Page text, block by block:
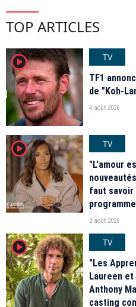
TOP ARTICLES
player2
TV
TF1
de "Koh-
4 août 2026
player2
TV
"L'amour
faut savoir
2 août 2026
player2
TV
"Les
Laureen
Anthony
casting